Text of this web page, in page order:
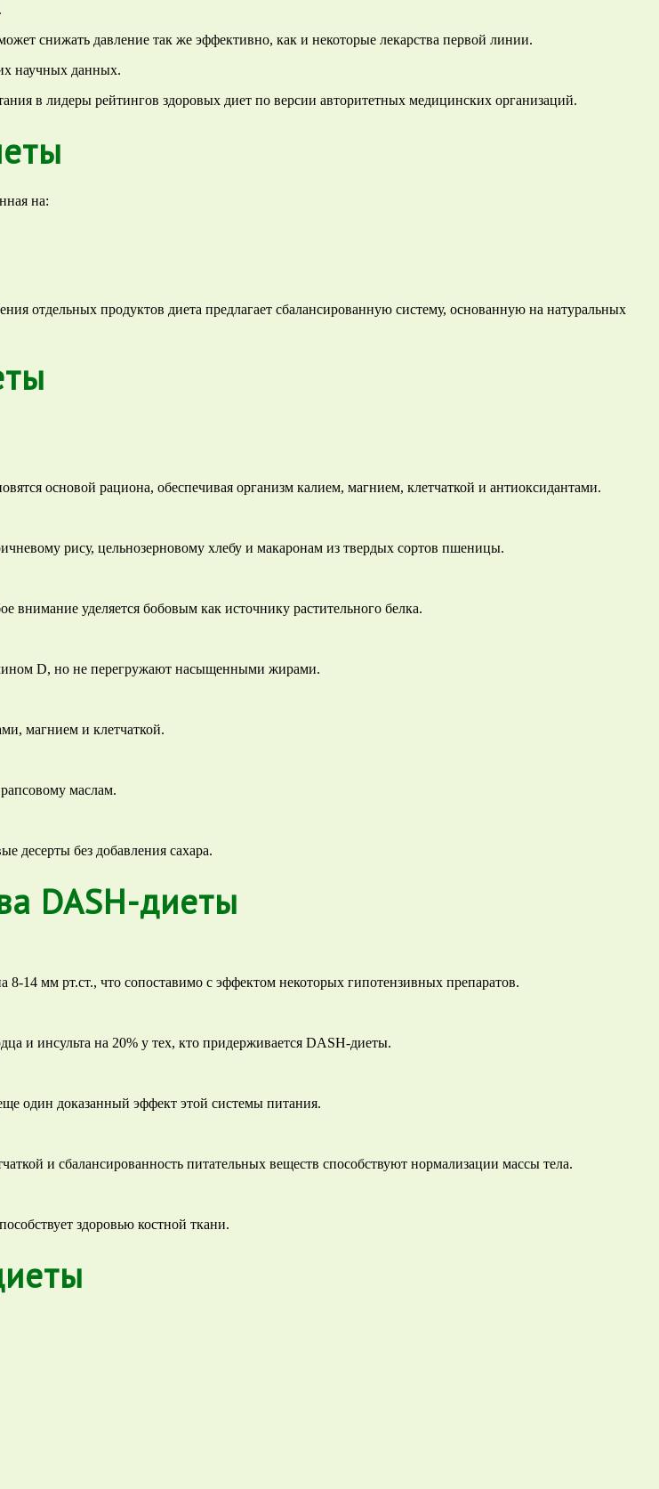
снижать давление так же эффективно, как и некоторые лекарства первой линии.
научных данных.
в лидеры рейтингов здоровых диет по версии авторитетных медицинских организаций.
на:
отдельных продуктов диета предлагает сбалансированную систему, основанную на натуральных
основой рациона, обеспечивая организм калием, магнием, клетчаткой и антиоксидантами.
рису, цельнозерновому хлебу и макаронам из твердых сортов пшеницы.
уделяется бобовым как источнику растительного белка.
D, но не перегружают насыщенными жирами.
магнием и клетчаткой.
маслам.
десерты без добавления сахара.
DASH-диеты
14 мм рт.ст., что сопоставимо с эффектом некоторых гипотензивных препаратов.
и инсульта на 20% у тех, кто придерживается DASH-диеты.
один доказанный эффект этой системы питания.
и сбалансированность питательных веществ способствуют нормализации массы тела.
здоровью костной ткани.